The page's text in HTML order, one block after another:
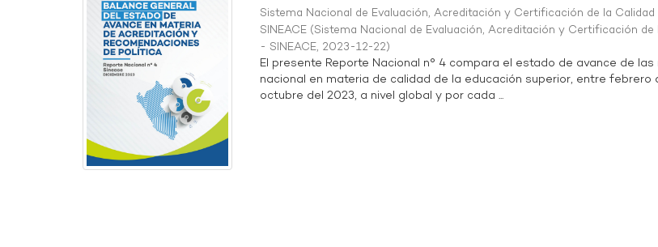
Sistema Nacional de Evaluación, Acreditación y Certificación de la
SINEACE (Sistema Nacional de Evaluación, Acreditación y Certificación de
- SINEACE, 2023-12-22)
El presente Reporte Nacional n° 4 compara el estado de avance de las
nacional en materia de calidad de la educación superior, entre febrero
octubre del 2023, a nivel global y por cada ...